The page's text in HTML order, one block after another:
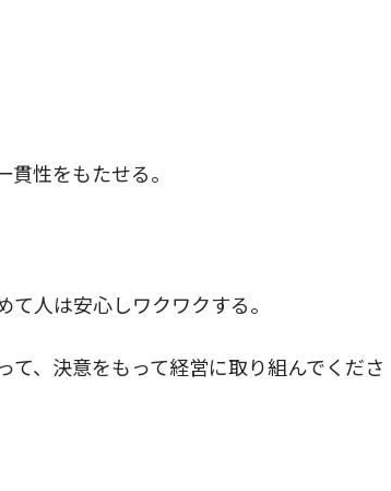
性をもたせる。
人は安心しワクワクする。
、決意をもって経営に取り組んでくださ